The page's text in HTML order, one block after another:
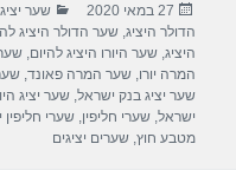
e
b
o
o
er
e
פורסם
בתאריך
27 במאי 2020 קטגוריות
שער יציג
הדולר היציג,שער הדולר היציג
היציג,שער היורו היציג להיום,
המרה יורו,שער המרה פאונד,
שער יציג בנק ישראל,שער יציג
ישראל,שערי חליפין,שערי חליפין
מטבע חוץ,שערים יציגים